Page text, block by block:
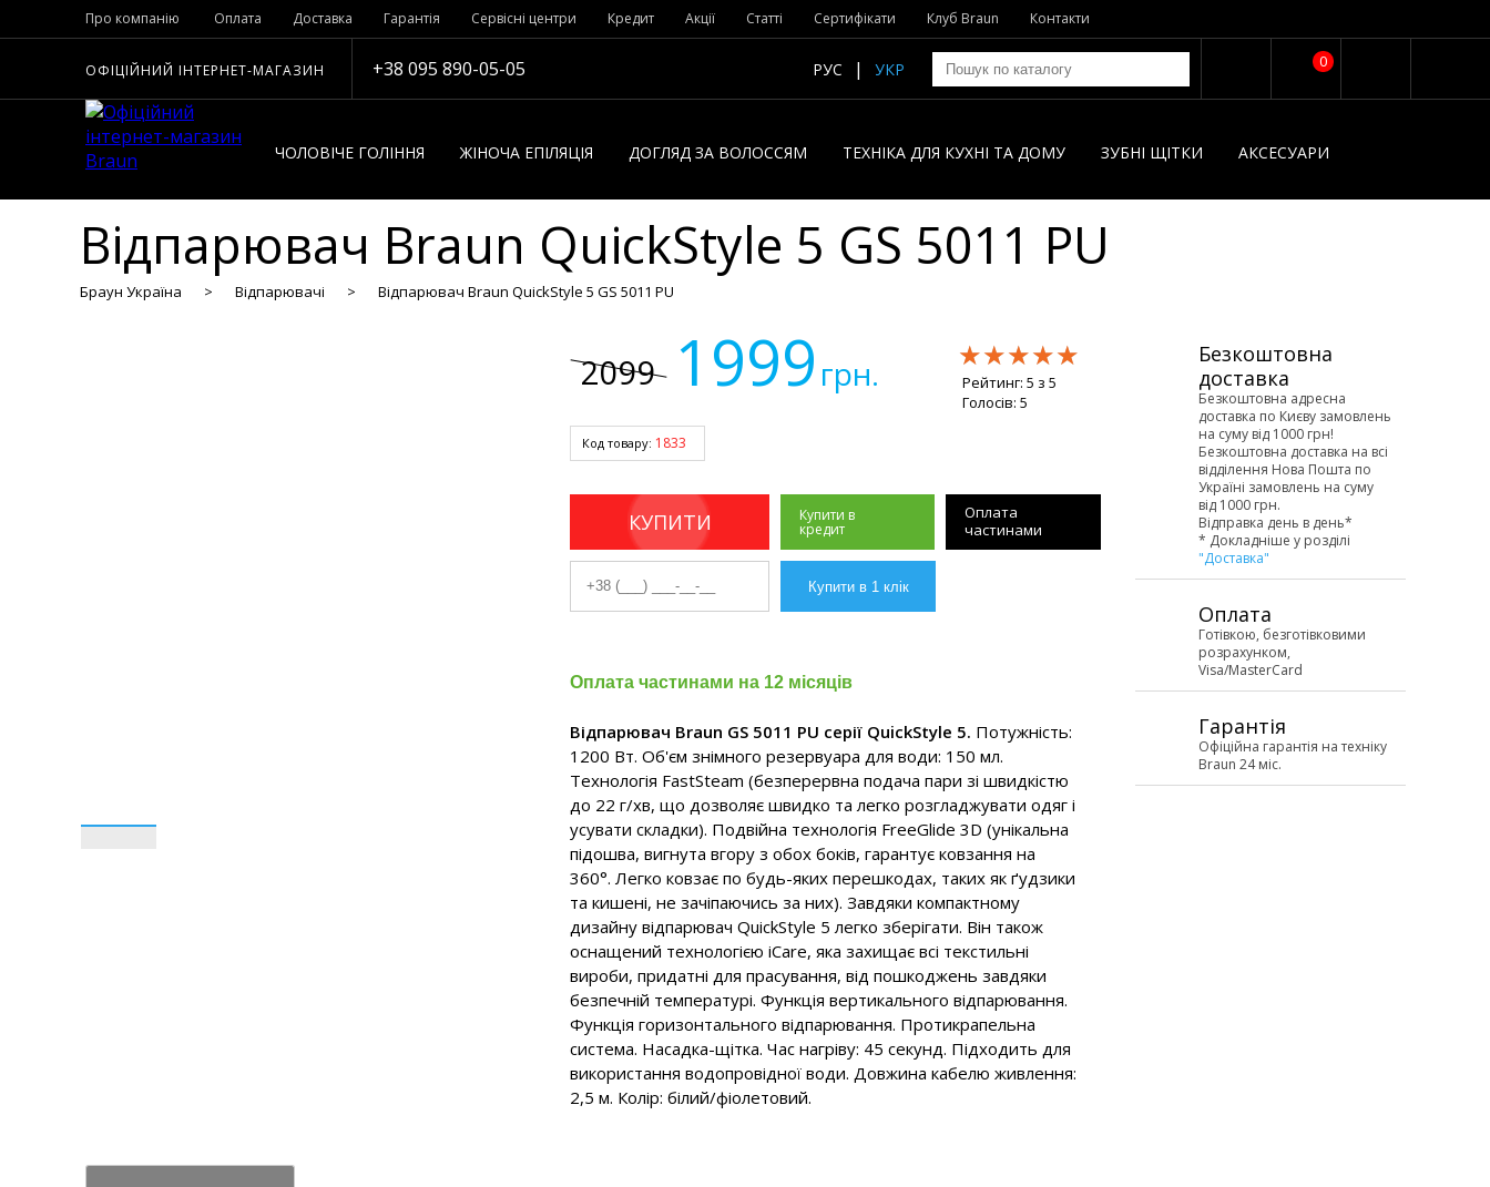
Про компанію Оплата Доставка Гарантія Сервісні центри Кредит Акції Статті Сертифікати Клуб Braun Контакти
ОФІЦІЙНИЙ ІНТЕРНЕТ-МАГАЗИН +38 095 890-05-05 0
РУС УКР
ЧОЛОВІЧЕ ГОЛІННЯ ЖІНОЧА ЕПІЛЯЦІЯ ДОГЛЯД ЗА ВОЛОССЯМ ТЕХНІКА ДЛЯ КУХНІ ТА ДОМУ ЗУБНІ ЩІТКИ AКСЕСУАРИ
Відпарювач Braun QuickStyle 5 GS 5011 PU
Браун Україна Відпарювачі Відпарювач Braun QuickStyle 5 GS 5011 PU
2099 1999 грн. ★★★★★
★★★★★
★★★★★
Рейтинг: 5 з 5
Голосів: 5
Код товару: 1833
КУПИТИ Купити в
кредит
Оплата
частинами
Оплата частинами на 12 місяців
Відпарювач Braun GS 5011 PU серії QuickStyle 5. Потужність:
1200 Вт. Об'єм знімного резервуара для води: 150 мл.
Технологія FastSteam (безперервна подача пари зі швидкістю
до 22 г/хв, що дозволяє швидко та легко розгладжувати одяг і
усувати складки). Подвійна технологія FreeGlide 3D (унікальна
підошва, вигнута вгору з обох боків, гарантує ковзання на
360°. Легко ковзає по будь-яких перешкодах, таких як ґудзики
та кишені, не зачіпаючись за них). Завдяки компактному
дизайну відпарювач QuickStyle 5 легко зберігати. Він також
оснащений технологією iCare, яка захищає всі текстильні
вироби, придатні для прасування, від пошкоджень завдяки
безпечній температурі. Функція вертикального відпарювання.
Функція горизонтального відпарювання. Протикрапельна
система. Насадка-щітка. Час нагріву: 45 секунд. Підходить для
використання водопровідної води. Довжина кабелю живлення:
2,5 м. Колір: білий/фіолетовий.
Безкоштовна
доставка
Безкоштовна адресна
доставка по Києву замовлень
на суму від 1000 грн!
Безкоштовна доставка на всі
відділення Нова Пошта по
Україні замовлень на суму
від 1000 грн.
Відправка день в день*
* Докладніше у розділі
"Доставка"
Оплата
Готівкою, безготівковими
розрахунком,
Visa/MasterCard
Гарантія
Офіційна гарантія на техніку
Braun 24 міс.